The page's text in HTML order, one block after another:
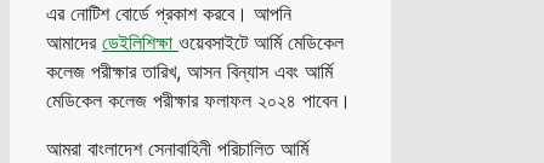
এর নোটিশ বোর্ডে প্রকাশ করবে। আপনি
আমাদের ডেইলিশিক্ষা ওয়েবসাইটে আর্মি মেডিকেল
কলেজ পরীক্ষার তারিখ, আসন বিন্যাস এবং আর্মি
মেডিকেল কলেজ পরীক্ষার ফলাফল ২০২৪ পাবেন।
আমরা বাংলাদেশ সেনাবাহিনী পরিচালিত আর্মি